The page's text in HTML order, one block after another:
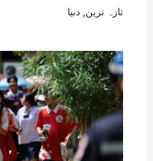
تازہ ترین دنیا